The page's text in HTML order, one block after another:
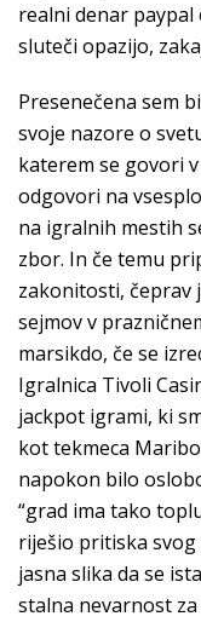
realni denar
sluteči opazijo,
Presenečena sem
svoje nazore o
katerem se govori
odgovori na
na igralnih mestih
zbor. In če temu
zakonitosti, čeprav
sejmov v
marsikdo, če se
Igralnica Tivoli
jackpot igrami, ki
kot tekmeca
napokon bilo
“grad ima tako
riješio pritiska svog
jasna slika da se
stalna nevarnost